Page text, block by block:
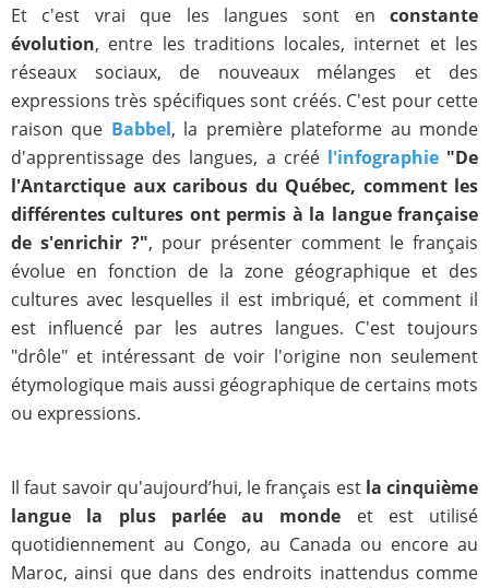
Et c'est vrai que les langues sont en constante
évolution, entre les traditions locales, internet et les
réseaux sociaux, de nouveaux mélanges et des
expressions très spécifiques sont créés. C'est pour cette
raison que Babbel, la première plateforme au monde
d'apprentissage des langues, a créé l'infographie "De
l'Antarctique aux caribous du Québec, comment les
différentes cultures ont permis à la langue française
de s'enrichir ?", pour présenter comment le français
évolue en fonction de la zone géographique et des
cultures avec lesquelles il est imbriqué, et comment il
est influencé par les autres langues. C'est toujours
"drôle" et intéressant de voir l'origine non seulement
étymologique mais aussi géographique de certains mots
ou expressions.
Il faut savoir qu'aujourd’hui, le français est la cinquième
langue la plus parlée au monde et est utilisé
quotidiennement au Congo, au Canada ou encore au
Maroc, ainsi que dans des endroits inattendus comme